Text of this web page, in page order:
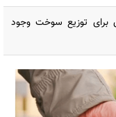
برای توزیع سوخت وجود